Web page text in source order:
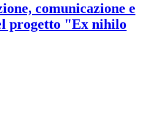
comunicazione e
progetto "Ex nihilo